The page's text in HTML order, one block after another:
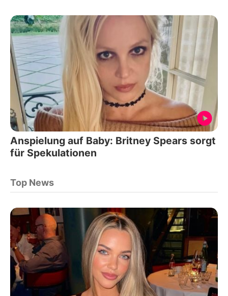
Anspielung auf Baby: Britney Spears sorgt
für Spekulationen
Top News